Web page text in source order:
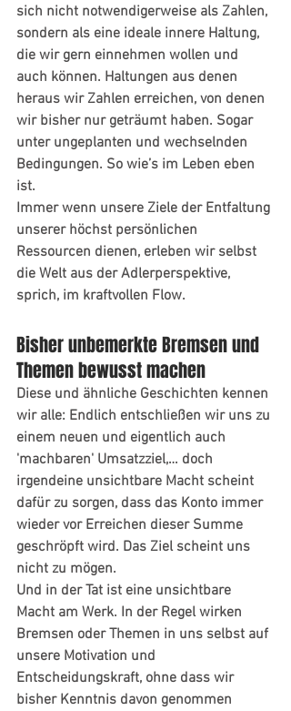
sich nicht notwendigerweise als Zahlen,
sondern als eine ideale innere Haltung,
die wir gern einnehmen wollen und
auch können. Haltungen aus denen
heraus wir Zahlen erreichen, von denen
wir bisher nur geträumt haben. Sogar
unter ungeplanten und wechselnden
Bedingungen. So wie’s im Leben eben
ist.
Immer wenn unsere Ziele der Entfaltung
unserer höchst persönlichen
Ressourcen dienen, erleben wir selbst
die Welt aus der Adlerperspektive,
sprich, im kraftvollen Flow.
Bisher unbemerkte Bremsen und
Themen bewusst machen
Diese und ähnliche Geschichten kennen
wir alle: Endlich entschließen wir uns zu
einem neuen und eigentlich auch
'machbaren' Umsatzziel,… doch
irgendeine unsichtbare Macht scheint
dafür zu sorgen, dass das Konto immer
wieder vor Erreichen dieser Summe
geschröpft wird. Das Ziel scheint uns
nicht zu mögen.
Und in der Tat ist eine unsichtbare
Macht am Werk. In der Regel wirken
Bremsen oder Themen in uns selbst auf
unsere Motivation und
Entscheidungskraft, ohne dass wir
bisher Kenntnis davon genommen